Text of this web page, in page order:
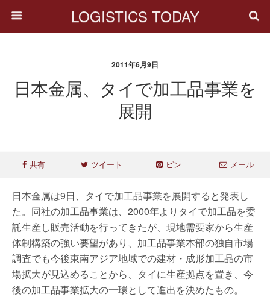
LOGISTICS TODAY
2011年6月9日
日本金属、タイで加工品事業を
展開
共有 ツイート ピン メール
日本金属は9日、タイで加工品事業を展開すると発表し
た。同社の加工品事業は、2000年よりタイで加工品を委
託生産し販売活動を行ってきたが、現地需要家から生産
体制構築の強い要望があり、加工品事業本部の独自市場
調査でも今後東南アジア地域での建材・成形加工品の市
場拡大が見込めることから、タイに生産拠点を置き、今
後の加工品事業拡大の一環として進出を決めたもの。